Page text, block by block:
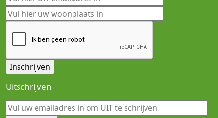
Uitschrijven